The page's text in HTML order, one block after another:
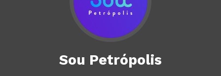
Sou Petrópolis